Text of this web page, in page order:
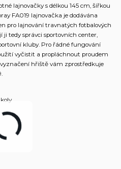
lajnovačky s délkou 145 cm, šířkou
FA019 lajnovačka je dodávána
pro lajnování travnatých fotbalových
tedy správci sportovních center,
kluby. Pro řádné fungování
vyčistit a propláchnout proudem
hřiště vám zprostředkuje